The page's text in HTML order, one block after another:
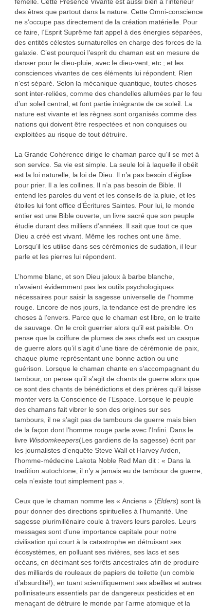
femelle. Cette Présence Vivante est aussi bien à l’intérieur
des êtres que partout dans la nature. Cette Omni-conscience
ne s’occupe pas directement de la création matérielle. Pour
ce faire, l’Esprit Suprême fait appel à des énergies séparées,
des entités célestes surnaturelles en charge des forces de la
galaxie. C’est pourquoi l’esprit du chaman est en mesure de
danser pour le dieu-pluie, avec le dieu-vent, etc.; et les
consciences vivantes de ces éléments lui répondent. Rien
n’est séparé. Selon la mécanique quantique, toutes choses
sont inter-reliées, comme des chandelles allumées par le feu
d’un soleil central, et font partie intégrante de ce soleil. La
nature est vivante et les règnes sont organisés comme des
nations qui doivent être respectées et non conquises ou
exploitées au risque de tout détruire.
La Grande Cohérence dirige le chaman parce qu’il se met à
son service. Sa vie est simple. La seule loi à laquelle il obéit
est la loi naturelle, la loi de Dieu. Il n’a pas besoin d’église
pour prier. Il a les collines. Il n’a pas besoin de Bible. Il
entend les paroles du vent et les conseils de la pluie, et les
étoiles lui font office d’Écritures Saintes. Pour lui, le monde
entier est une Bible ouverte, un livre sacré que son peuple
étudie durant des milliers d’années. Il sait que tout ce que
Dieu a créé est vivant. Même les roches ont une âme.
Lorsqu’il les utilise dans ses cérémonies de sudation, il leur
parle et les pierres lui répondent.
L’homme blanc, et son Dieu jaloux à barbe blanche,
n’avaient évidemment pas les outils psychologiques
nécessaires pour saisir la sagesse universelle de l’homme
rouge. Encore de nos jours, la tendance est de prendre les
choses à l’envers. Parce que le chaman est libre, on le traite
de sauvage. On le croit guerrier alors qu’il est paisible. On
pense que la coiffure de plumes de ses chefs est un casque
de guerre alors qu’il s’agit d’une tiare de cérémonie de paix,
chaque plume représentant une bonne action ou une
guérison. Lorsque le chaman chante en s’accompagnant du
tambour, on pense qu’il s’agit de chants de guerre alors que
ce sont des chants de bénédictions et des prières qu’il laisse
monter vers la Conscience de l’Espace. Lorsque le peuple
des chamans fait vibrer le son des origines sur ses
tambours, il ne s’agit pas de tambours de guerre mais bien
de la façon dont l’homme rouge parle avec l’Infini. Dans le
livre Wisdomkeepers(Les gardiens de la sagesse) écrit par
les journalistes d’enquête Steve Wall et Harvey Arden,
l’homme-médecine Lakota Noble Red Man dit : « Dans la
tradition autochtone, il n’y a jamais eu de tambour de guerre,
cela n’existe tout simplement pas ».
Ceux que le chaman nomme les « Anciens » (Elders) sont là
pour donner des directions spirituelles à l’humanité. Une
sagesse plurimillénaire coule à travers leurs paroles. Leurs
messages sont d’une importance capitale pour notre
civilisation qui court à la catastrophe en détruisant ses
écosystèmes, en polluant ses rivières, ses lacs et ses
océans, en décimant ses forêts ancestrales afin de produire
des milliards de rouleaux de papiers de toilette (un comble
d’absurdité!), en tuant scientifiquement ses abeilles et autres
pollinisateurs essentiels par de dangereux pesticides et en
menaçant de détruire le monde par l’arme atomique et la